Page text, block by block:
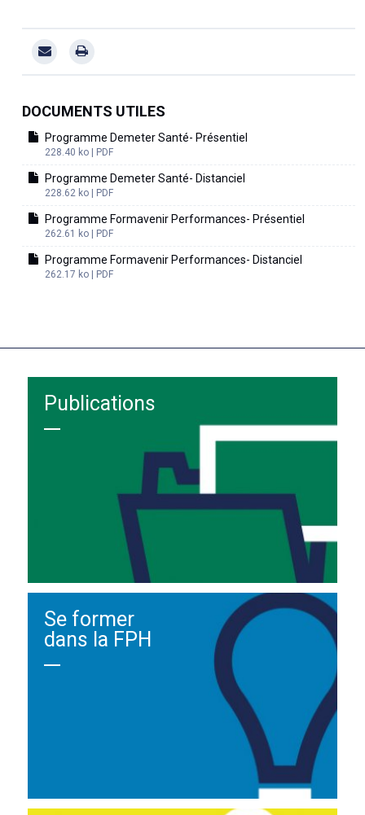
DOCUMENTS UTILES
Programme Demeter Santé- Présentiel
228.40 ko | PDF
Programme Demeter Santé- Distanciel
228.62 ko | PDF
Programme Formavenir Performances- Présentiel
262.61 ko | PDF
Programme Formavenir Performances- Distanciel
262.17 ko | PDF
Publications
Se former
dans la FPH